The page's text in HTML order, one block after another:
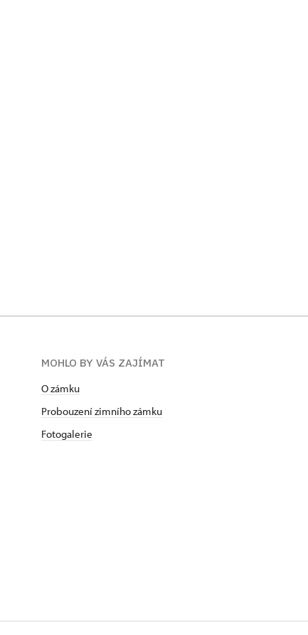
MOHLO BY VÁS ZAJÍMAT
O zámku
Probouzení zimního zámku
Fotogalerie